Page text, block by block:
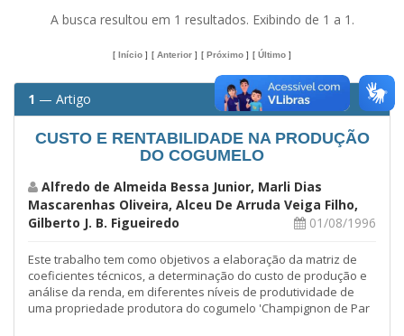
A busca resultou em 1 resultados. Exibindo de 1 a 1.
[ Início ] [ Anterior ] [ Próximo ] [ Último ]
1 — Artigo
CUSTO E RENTABILIDADE NA PRODUÇÃO
DO COGUMELO
Alfredo de Almeida Bessa Junior, Marli Dias
Mascarenhas Oliveira, Alceu De Arruda Veiga Filho,
Gilberto J. B. Figueiredo
01/08/1996
Este trabalho tem como objetivos a elaboração da matriz de
coeficientes técnicos, a determinação do custo de produção e
análise da renda, em diferentes níveis de produtividade de
uma propriedade produtora do cogumelo 'Champignon de Par